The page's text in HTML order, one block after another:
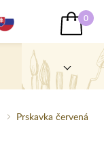
0
Prskavka červená